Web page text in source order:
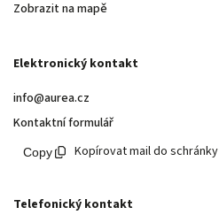
Zobrazit na mapě
Elektronický kontakt
info@aurea.cz
Kontaktní formulář
Kopírovat mail do schránky
Telefonický kontakt